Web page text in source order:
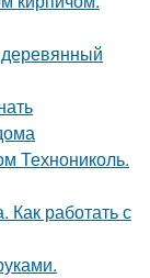
Технониколь.
Как работать с